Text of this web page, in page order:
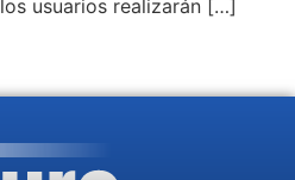
usuarios realizarán […]